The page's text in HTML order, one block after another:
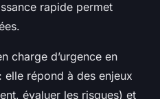
rapide permet
charge d’urgence en
elle répond à des enjeux
évaluer les risques) et